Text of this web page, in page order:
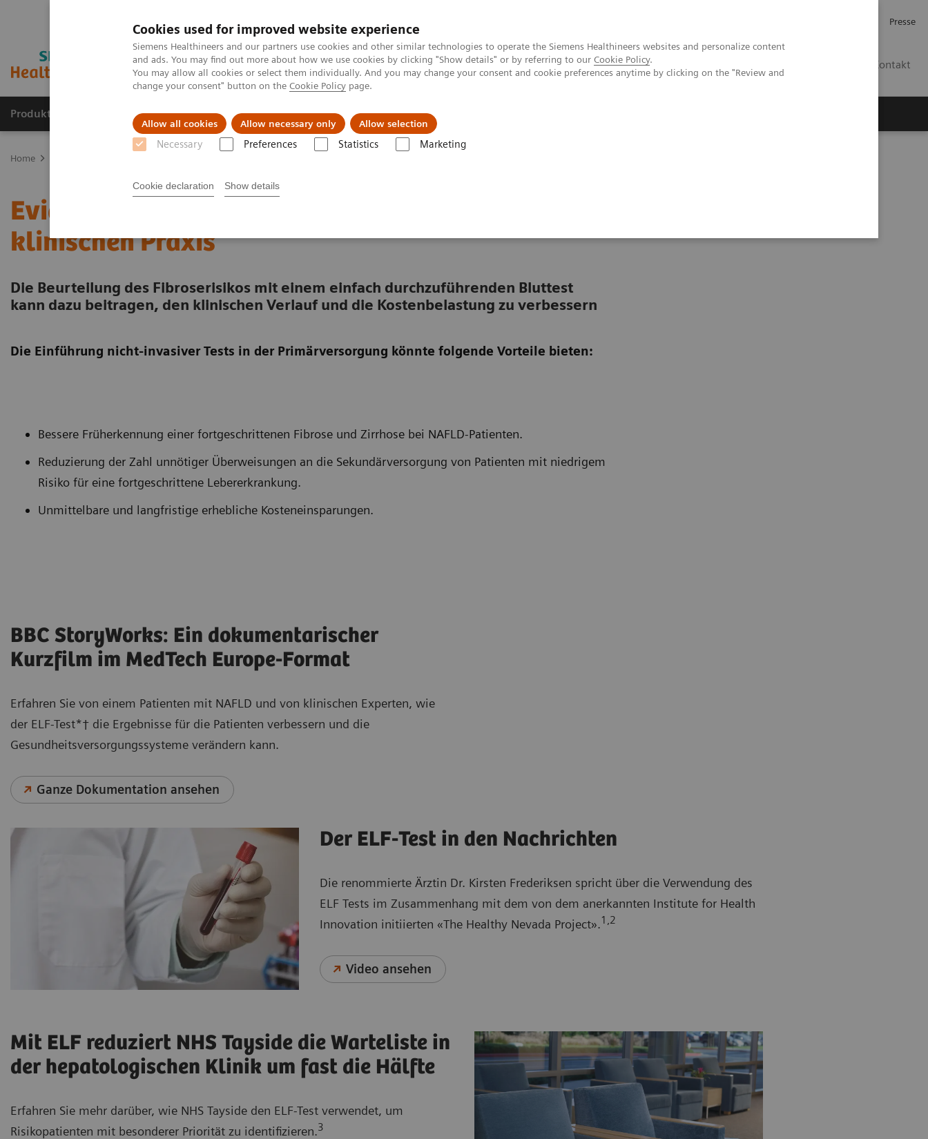
Cookies used for improved website experience
Siemens Healthineers and our partners use cookies and other similar technologies to operate the Siemens Healthineers websites and personalize content
and ads. You may find out more about how we use cookies by clicking "Show details" or by referring to our Cookie Policy.
You may allow all cookies or select them individually. And you may change your consent and cookie preferences anytime by clicking on the "Review and
change your consent" button on the Cookie Policy page.
Allow all cookies Allow necessary only Allow selection
Necessary Preferences Statistics Marketing
Cookie declaration Show details
Presse
Kontakt
Produkte & Services Fachbereiche News & Events Über uns
Home
Evidenzdaten und Wert des ELF Tests in der
klinischen Praxis
Die Beurteilung des Fibroserisikos mit einem einfach durchzuführenden Bluttest
kann dazu beitragen, den klinischen Verlauf und die Kostenbelastung zu verbessern
Die Einführung nicht-invasiver Tests in der Primärversorgung könnte folgende Vorteile bieten:
Bessere Früherkennung einer fortgeschrittenen Fibrose und Zirrhose bei NAFLD-Patienten.
Reduzierung der Zahl unnötiger Überweisungen an die Sekundärversorgung von Patienten mit niedrigem
Risiko für eine fortgeschrittene Lebererkrankung.
Unmittelbare und langfristige erhebliche Kosteneinsparungen.
BBC StoryWorks: Ein dokumentarischer
Kurzfilm im MedTech Europe-Format
Erfahren Sie von einem Patienten mit NAFLD und von klinischen Experten, wie
der ELF-Test*† die Ergebnisse für die Patienten verbessern und die
Gesundheitsversorgungssysteme verändern kann.
Ganze Dokumentation ansehen
Der ELF-Test in den Nachrichten
Die renommierte Ärztin Dr. Kirsten Frederiksen spricht über die Verwendung des
ELF Tests im Zusammenhang mit dem von dem anerkannten Institute for Health
Innovation initiierten «The Healthy Nevada Project».1,2
Video ansehen
Mit ELF reduziert NHS Tayside die Warteliste in
der hepatologischen Klinik um fast die Hälfte
Erfahren Sie mehr darüber, wie NHS Tayside den ELF-Test verwendet, um
Risikopatienten mit besonderer Priorität zu identifizieren.3